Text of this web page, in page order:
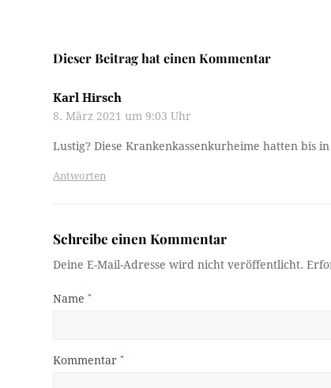
Dieser Beitrag hat einen Kommentar
Karl Hirsch
8. März 2021 um 9:03 Uhr
Lustig? Diese Krankenkassenkurheime hatten bis
Antworten
Schreibe einen Kommentar
Deine E-Mail-Adresse wird nicht veröffentlicht.
Name*
Kommentar*